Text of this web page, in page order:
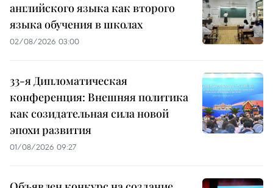
английского языка как второго
языка обучения в школах
02/08/2026 03:00
33-я Дипломатическая
конференция: Внешняя политика
как созидательная сила новой
эпохи развития
01/08/2026 09:27